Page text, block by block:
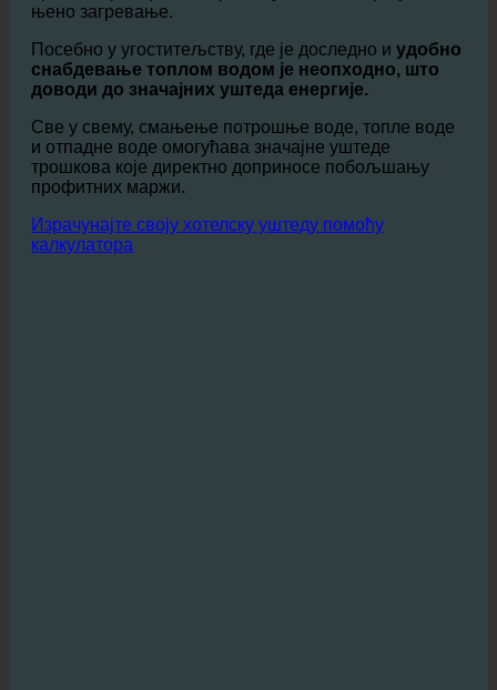
Поред директне уштеде воде,
смањује се и
потражња за топлом водом
протиче кроз цеви, потребно је мање енергије за
њено загревање.
Посебно у угоститељству, где је доследно и
снабдевање топлом водом је неопходно, што
доводи до значајних уштеда енергије.
Све у свему, смањење потрошње воде, топле воде
и отпадне воде омогућава значајне уштеде
трошкова које директно доприносе побољшању
профитних маржи.